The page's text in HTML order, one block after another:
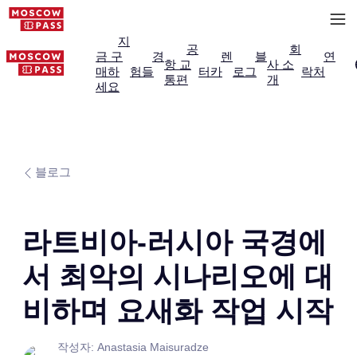
지
금 구
매하
세요
경
험들
공
항 교
통편
렌
터카
블
로그
회
사 소
개
연
락처
블로그
라트비아-러시아 국경에
서 최악의 시나리오에 대
비하며 요새화 작업 시작
작성자: Anastasia Maisuradze